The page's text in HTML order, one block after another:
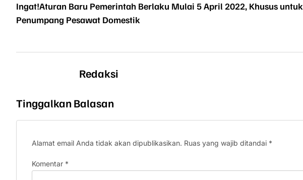
Ingat!Aturan Baru Pemerintah Berlaku Mulai 5 April 2022, Khusus untuk
Penumpang Pesawat Domestik
Redaksi
Tinggalkan Balasan
Alamat email Anda tidak akan dipublikasikan. Ruas yang wajib ditandai *
Komentar *